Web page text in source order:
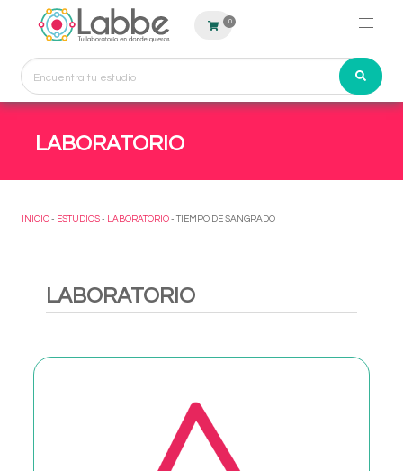
0
LABORATORIO
INICIO - ESTUDIOS - LABORATORIO - TIEMPO DE SANGRADO
LABORATORIO